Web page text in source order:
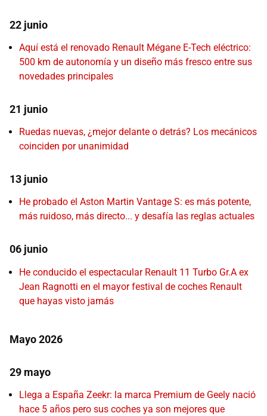
22 junio
Aquí está el renovado Renault Mégane E-Tech eléctrico:
500 km de autonomía y un diseño más fresco entre sus
novedades principales
21 junio
Ruedas nuevas, ¿mejor delante o detrás? Los mecánicos
coinciden por unanimidad
13 junio
He probado el Aston Martin Vantage S: es más potente,
más ruidoso, más directo... y desafía las reglas actuales
06 junio
He conducido el espectacular Renault 11 Turbo Gr.A ex
Jean Ragnotti en el mayor festival de coches Renault
que hayas visto jamás
Mayo 2026
29 mayo
Llega a España Zeekr: la marca Premium de Geely nació
hace 5 años pero sus coches ya son mejores que